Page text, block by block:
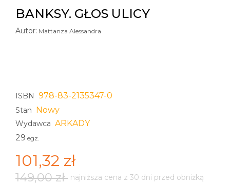
BANKSY. GŁOS ULICY
Autor: Mattanza Alessandra
ISBN 978-83-2135347-0
Stan Nowy
Wydawca ARKADY
29 egz.
101,32 zł
149,00 zł najniższa cena z 30 dni przed obniżką